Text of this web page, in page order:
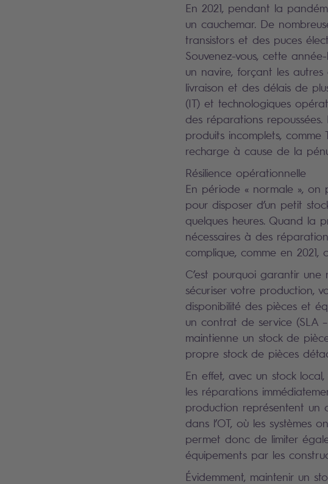
En 2021, pendant la
un cauchemar. De
transistors et des puces
Souvenez-vous, cette
un navire, forçant les
livraison et des délais de
(IT) et technologiques
des réparations
produits incomplets,
recharge à cause de la
Résilience opérationnelle
En période « normale », on
pour disposer d’un petit
quelques heures. Quand la
nécessaires à des
complique, comme en 2021,
C’est pourquoi garantir une
sécuriser votre production,
disponibilité des pièces et
un contrat de service (SLA
maintienne un stock de
propre stock de pièces
En effet, avec un stock
les réparations
production représentent un
dans l’OT, où les systèmes
permet donc de limiter
équipements par les
Évidemment, maintenir un